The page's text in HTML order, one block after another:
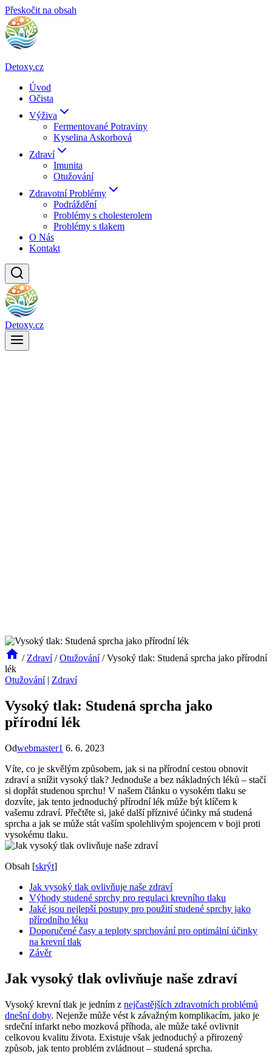
Přeskočit na obsah
Detoxy.cz
Úvod
Očista
Výživa
Fermentované Potraviny
Kyselina Askorbová
Zdraví
Imunita
Otužování
Zdravotní Problémy
Podráždění
Problémy s cholesterolem
Problémy s tlakem
O Nás
Kontakt
Detoxy.cz
/ Zdraví / Otužování / Vysoký tlak: Studená sprcha jako přírodní
lék
Otužování| Zdraví
Vysoký tlak: Studená sprcha jako
přírodní lék
Odwebmaster1 6. 6. 2023
Víte, co je skvělým způsobem, jak si na přírodní cestou obnovit
zdraví a snížit vysoký tlak? Jednoduše a bez nákladných léků – stačí
si dopřát studenou sprchu! V našem článku o vysokém tlaku se
dozvíte, jak tento jednoduchý přírodní lék může být klíčem k
vašemu zdraví. Přečtěte si, jaké další příznivé účinky má studená
sprcha a jak se může stát vaším spolehlivým spojencem v boji proti
vysokému tlaku.
Obsah [skrýt]
Jak vysoký tlak ovlivňuje naše zdraví
Výhody studené sprchy pro regulaci krevního tlaku
Jaké jsou nejlepší postupy pro použití studené sprchy jako
přírodního léku
Doporučené časy a teploty sprchování pro optimální účinky
na krevní tlak
Závěr
Jak vysoký tlak ovlivňuje naše zdraví
Vysoký krevní tlak je jedním z nejčastějších zdravotních problémů
dnešní doby. Nejenže může vést k závažným komplikacím, jako je
srdeční infarkt nebo mozková příhoda, ale může také ovlivnit
celkovou kvalitu života. Existuje však jednoduchý a přirozený
způsob, jak tento problém zvládnout – studená sprcha.